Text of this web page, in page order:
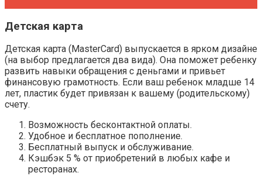
Детская карта
Детская карта (MasterCard) выпускается в ярком дизайне
(на выбор предлагается два вида). Она поможет ребенку
развить навыки обращения с деньгами и привьет
финансовую грамотность. Если ваш ребенок младше 14
лет, пластик будет привязан к вашему (родительскому)
счету.
Возможность бесконтактной оплаты.
Удобное и бесплатное пополнение.
Бесплатный выпуск и обслуживание.
Кэшбэк 5 % от приобретений в любых кафе и
ресторанах.